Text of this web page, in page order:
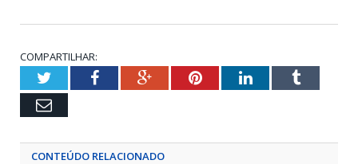
COMPARTILHAR:
TwitterFacebookGoogle+PinterestLinkedInTumblr
Email
CONTEÚDO RELACIONADO